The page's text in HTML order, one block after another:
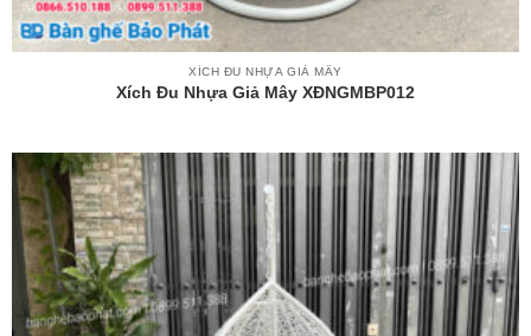
XÍCH ĐU NHỰA GIẢ MÂY
Xích Đu Nhựa Giả Mây XĐNGMBP012